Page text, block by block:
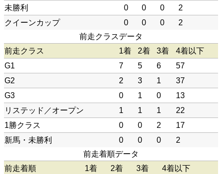
未勝利
0 0 0
2
クイーンカップ
0 0 0
2
前走クラスデータ
前走クラス
1着 2着 3着
4着以下
G1
7 5 6
57
G2
2 3 1
37
G3
0 1 0
13
リステッド／オープン
1 1 1
22
1勝クラス
0 0 2
17
新馬・未勝利
0 0 0
2
前走着順データ
前走着順
1着 2着 3着
4着以下